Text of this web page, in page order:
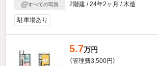
すべての写真
2階建 / 24年2ヶ月 / 木造
駐車場あり
5.7万円
（管理費3,500円）